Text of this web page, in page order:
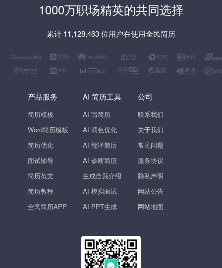
1000万职场精英的共同选择
累计 11,128,463 位用户在使用全民简历
产品服务
简历模板
Word简历模板
简历优化
面试辅导
简历范文
简历教程
全民简历APP
AI 简历工具
AI 写简历
AI 润色优化
AI 翻译简历
AI 诊断简历
生成自我介绍
AI 模拟面试
AI PPT生成
公司
联系我们
关于我们
常见问题
服务协议
隐私声明
网站公告
网站地图